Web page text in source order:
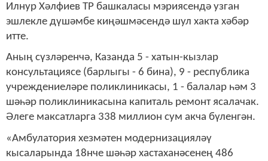
Илнур Хәлфиев ТР башкаласы мэриясендә узган
эшлекле дүшәмбе киңәшмәсендә шул хакта хәбәр
итте.
Аның сүзләренчә, Казанда 5 - хатын-кызлар
консультациясе (барлыгы - 6 бина), 9 - республика
учреждениеләре поликлиникасы, 1 - балалар һәм 3
шәһәр поликлиникасына капиталь ремонт ясалачак.
Әлеге максатларга 338 миллион сум акча бүленгән.
«Амбулатория хезмәтен модернизацияләү
кысаларында 18нче шәһәр хастаханәсенең 486